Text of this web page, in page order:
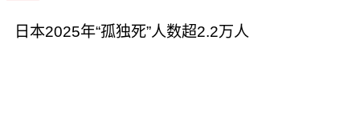
日本2025年“孤独死”人数超2.2万人